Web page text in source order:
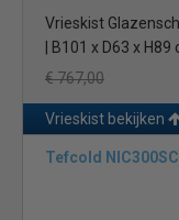
Vrieskist
| B101 x D63 x H89
€ 767,00
Vrieskist bekijken
Tefcold NIC300SC